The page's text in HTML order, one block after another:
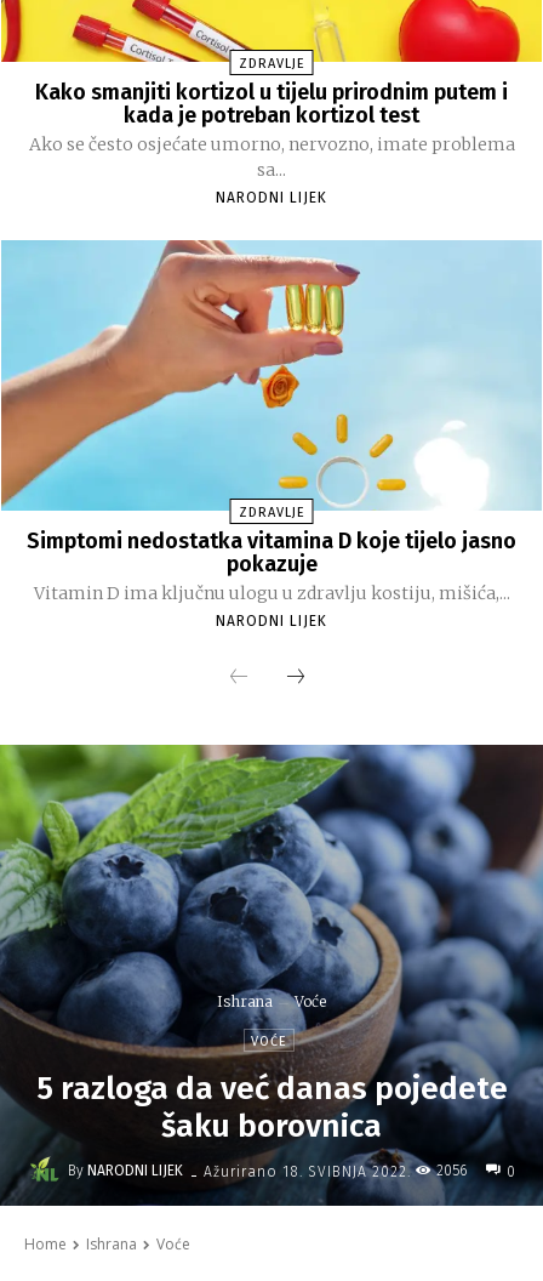
ZDRAVLJE
Kako smanjiti kortizol u tijelu prirodnim putem i
kada je potreban kortizol test
Ako se često osjećate umorno, nervozno, imate problema
sa...
NARODNI LIJEK
ZDRAVLJE
Simptomi nedostatka vitamina D koje tijelo jasno
pokazuje
Vitamin D ima ključnu ulogu u zdravlju kostiju, mišića,...
NARODNI LIJEK